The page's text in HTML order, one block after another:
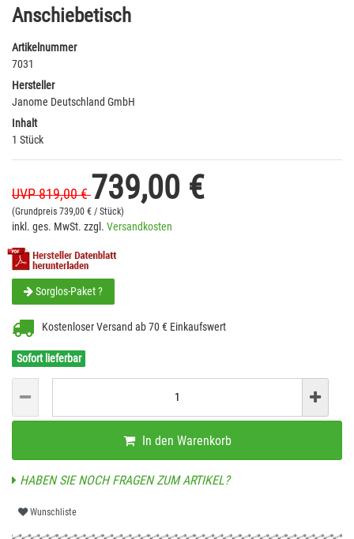
Anschiebetisch
Artikelnummer
7031
Hersteller
Janome Deutschland GmbH
Inhalt
1 Stück
UVP 819,00 €739,00 €
(Grundpreis 739,00 € / Stück)
inkl. ges. MwSt. zzgl. Versandkosten
Sorglos-Paket ?
Kostenloser Versand ab 70 € Einkaufswert
Sofort lieferbar
In den Warenkorb
HABEN SIE NOCH FRAGEN ZUM ARTIKEL?
Wunschliste